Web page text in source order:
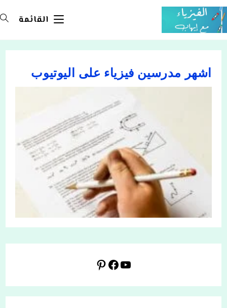
Skip
to
content
القائمة
اشهر مدرسين فيزياء على اليوتيوب
يوتيوبفيسبوكبينتريست